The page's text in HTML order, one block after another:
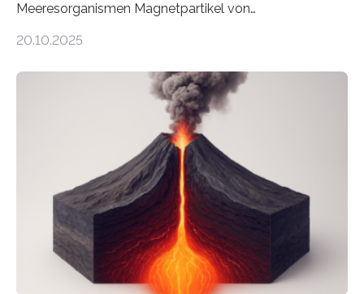
Meeresorganismen Magnetpartikel von
Sedimenten zu finden sind. Nun ist es einem
Domänen auf einem dieser „Riesenmagnetfossilien” mit
einer raffinierten Methode an der Diamond-
Röntgenquelle zu kartieren. Ihre Analyse zeigt, dass
diese Partikel es den Organismen ermöglicht haben
könnten, winzige Schwankungen sowohl in der
Richtung als auch in der Intensität des Erdmagnetfelds
wahrzunehmen. Dadurch konnten sie sich verorten und
über den Ozean navigieren. Vor einigen Jahren…
20.10.2025